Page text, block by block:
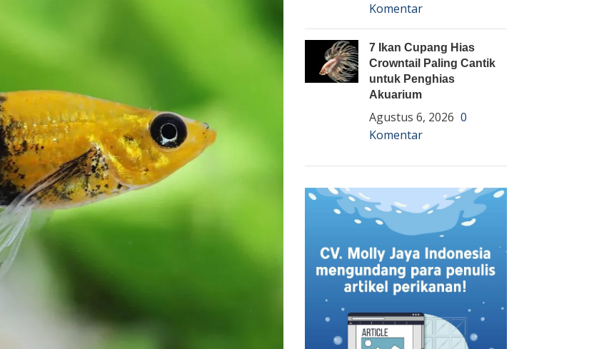
Komentar
7 Ikan Cupang Hias
Crowntail Paling Cantik
untuk Penghias
Akuarium
Agustus 6, 2026 0
Komentar